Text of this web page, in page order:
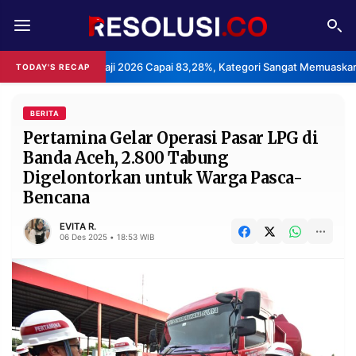
TODAY'S RECAP
Haji 2026 Capai 83,28%, Kategori Sangat Memuaskan. •
REDAKSI TENTANG
RESOLUSI IKLAN
RUBRIKASI
EDITORIAL AKSARA
DAERAH NASIONAL
MANCA
INFORMASI
BERITA
Pertamina Gelar Operasi Pasar LPG di
Banda Aceh, 2.800 Tabung
Digelontorkan untuk Warga Pasca-
Bencana
EVITA R.
06 Des 2025 • 18:53 WIB